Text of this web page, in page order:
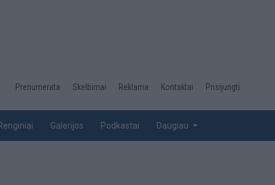
Desktop
top
Prenumerata Skelbimai Reklama Kontaktai Prisijungti
Galerijos Podkastai Daugiau